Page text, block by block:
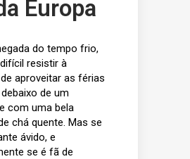
Europa
do tempo frio,
resistir à
aproveitar as férias
de um
com uma bela
chá quente. Mas se
ávido, e
se é fã de